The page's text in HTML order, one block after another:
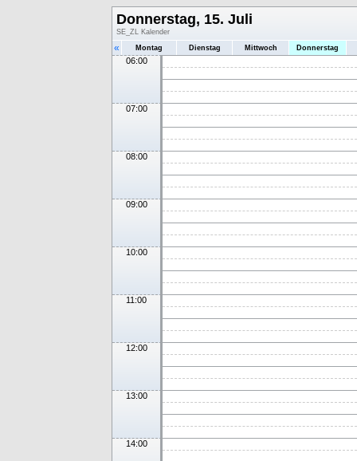
Donnerstag, 15. Juli
SE_ZL Kalender
« Montag Dienstag Mittwoch Donnerstag
06:00
07:00
08:00
09:00
10:00
11:00
12:00
13:00
14:00